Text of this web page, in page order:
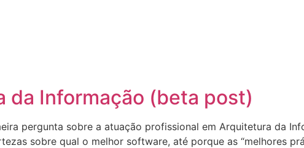
da Informação (beta post)
pergunta sobre a atuação profissional em Arquitetura da
sobre qual o melhor software, até porque as “melhores